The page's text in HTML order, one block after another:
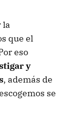
la
que el
eso
y
, además de
se